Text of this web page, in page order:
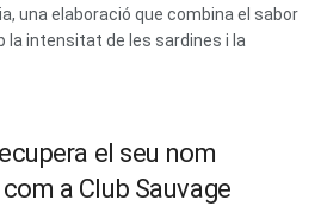
una elaboració que combina el sabor
la intensitat de les sardines i la
el seu nom
a Club Sauvage